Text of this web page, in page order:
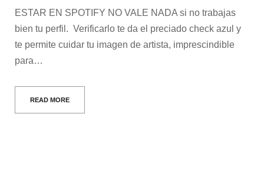
ESTAR EN SPOTIFY NO VALE NADA si no trabajas
bien tu perfil. Verificarlo te da el preciado check azul y
te permite cuidar tu imagen de artista, imprescindible
para…
READ MORE